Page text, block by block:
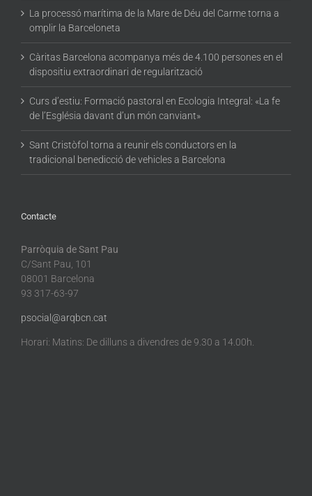
La processó marítima de la Mare de Déu del Carme torna a
omplir la Barceloneta
Càritas Barcelona acompanya més de 4.100 persones en el
dispositiu extraordinari de regularització
Curs d’estiu: Formació pastoral en Ecologia Integral: «La fe
de l’Església davant d’un món canviant»
Sant Cristòfol torna a reunir els conductors en la
tradicional benedicció de vehicles a Barcelona
Contacte
Parròquia de Sant Pau
C/Sant Pau, 101
08001 Barcelona
93 317-63-97
psocial@arqbcn.cat
Horari: Matins: De dilluns a divendres de 9.30 a 14.00h.